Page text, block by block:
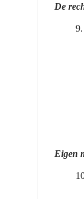
De
9.
Eigen